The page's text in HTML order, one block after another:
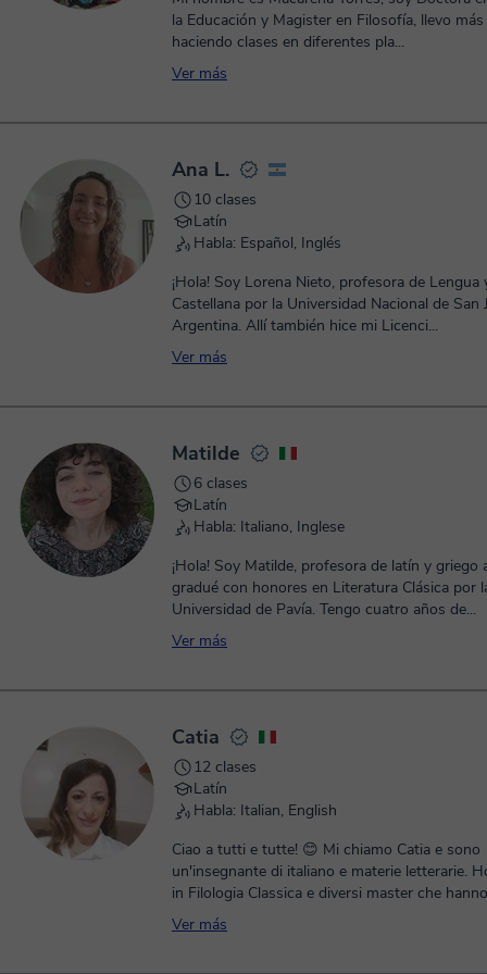
la Educación y Magister en Filosofía, llevo más de 10 años
haciendo clases en diferentes pla...
Ver más
Ana L.
10 clases
Latín
Habla: Español, Inglés
¡Hola! Soy Lorena Nieto, profesora de Lengua
Castellana por la Universidad Nacional de San
Argentina. Allí también hice mi Licenci...
Ver más
Matilde
6 clases
Latín
Habla: Italiano, Inglese
¡Hola! Soy Matilde, profesora de latín y griego
gradué con honores en Literatura Clásica por
Universidad de Pavía. Tengo cuatro años de...
Ver más
Catia
12 clases
Latín
Habla: Italian, English
Ciao a tutti e tutte! 😊 Mi chiamo Catia e sono
un'insegnante di italiano e materie letterarie.
in Filologia Classica e diversi master che
mia formazione, tra cui quello per
dell’italiano a stranieri, un’attività che oggi
Ver más